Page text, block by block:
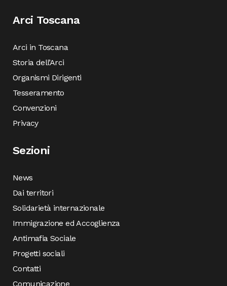
Arci Toscana
Arci in Toscana
Storia dell’Arci
Organismi Dirigenti
Tesseramento
Convenzioni
Privacy
Sezioni
News
Dai territori
Solidarietà internazionale
Immigrazione ed Accoglienza
Antimafia Sociale
Progetti sociali
Contatti
Comunicazione